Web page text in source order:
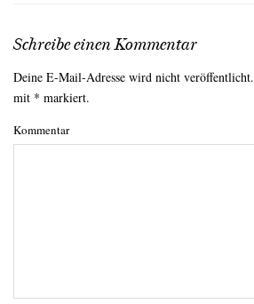
Schreibe einen Kommentar
Deine E-Mail-Adresse wird nicht veröffentlicht.
mit * markiert.
Kommentar